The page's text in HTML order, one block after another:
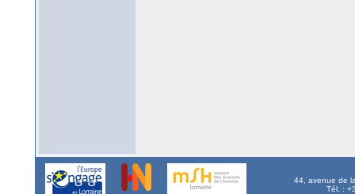
44, avenue de
Tél. :